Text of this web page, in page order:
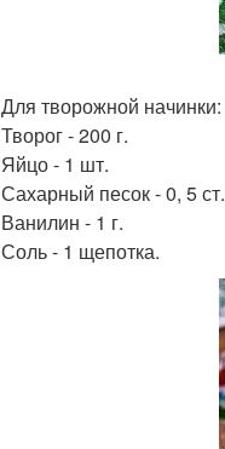
Для творожной начинки:
Творог - 200 г.
Яйцо - 1 шт.
Сахарный песок - 0, 5 ст.
Ванилин - 1 г.
Соль - 1 щепотка.